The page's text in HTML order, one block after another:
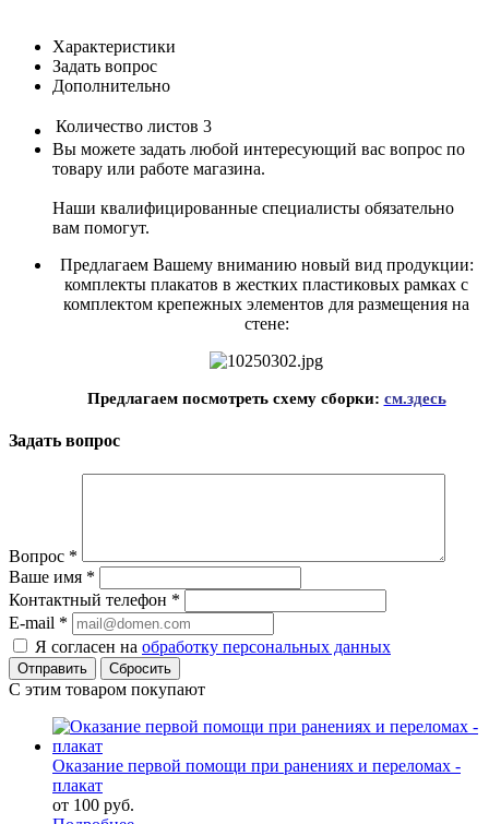
Характеристики
Задать вопрос
Дополнительно
Количество листов 3
Вы можете задать любой интересующий вас вопрос по
товару или работе магазина.
Наши квалифицированные специалисты обязательно
вам помогут.
Предлагаем Вашему вниманию новый вид продукции:
комплекты плакатов в жестких пластиковых рамках с
комплектом крепежных элементов для размещения на
стене:
Предлагаем посмотреть схему сборки: см.здесь
Задать вопрос
Вопрос *
Ваше имя *
Контактный телефон *
E-mail *
Я согласен на обработку персональных данных
Сбросить
С этим товаром покупают
Оказание первой помощи при ранениях и переломах -
плакат
от 100 руб.